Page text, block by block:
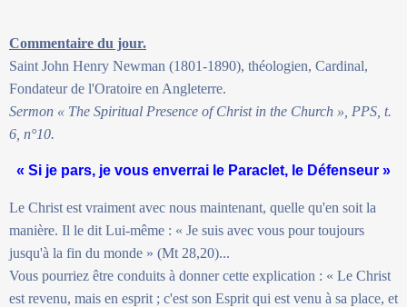
Commentaire du jour.
Saint John Henry Newman (1801-1890), théologien, Cardinal,
Fondateur de l'Oratoire en Angleterre.
Sermon « The Spiritual Presence of Christ in the Church », PPS, t.
6, n°10.
« Si je pars, je vous enverrai le Paraclet, le Défenseur »
Le Christ est vraiment avec nous maintenant, quelle qu'en soit la
manière. Il le dit Lui-même : « Je suis avec vous pour toujours
jusqu'à la fin du monde » (Mt 28,20)...
Vous pourriez être conduits à donner cette explication : « Le Christ
est revenu, mais en esprit ; c'est son Esprit qui est venu à sa place, et